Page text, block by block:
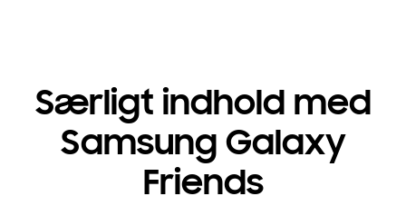
Særligt indhold med
Samsung Galaxy
Friends